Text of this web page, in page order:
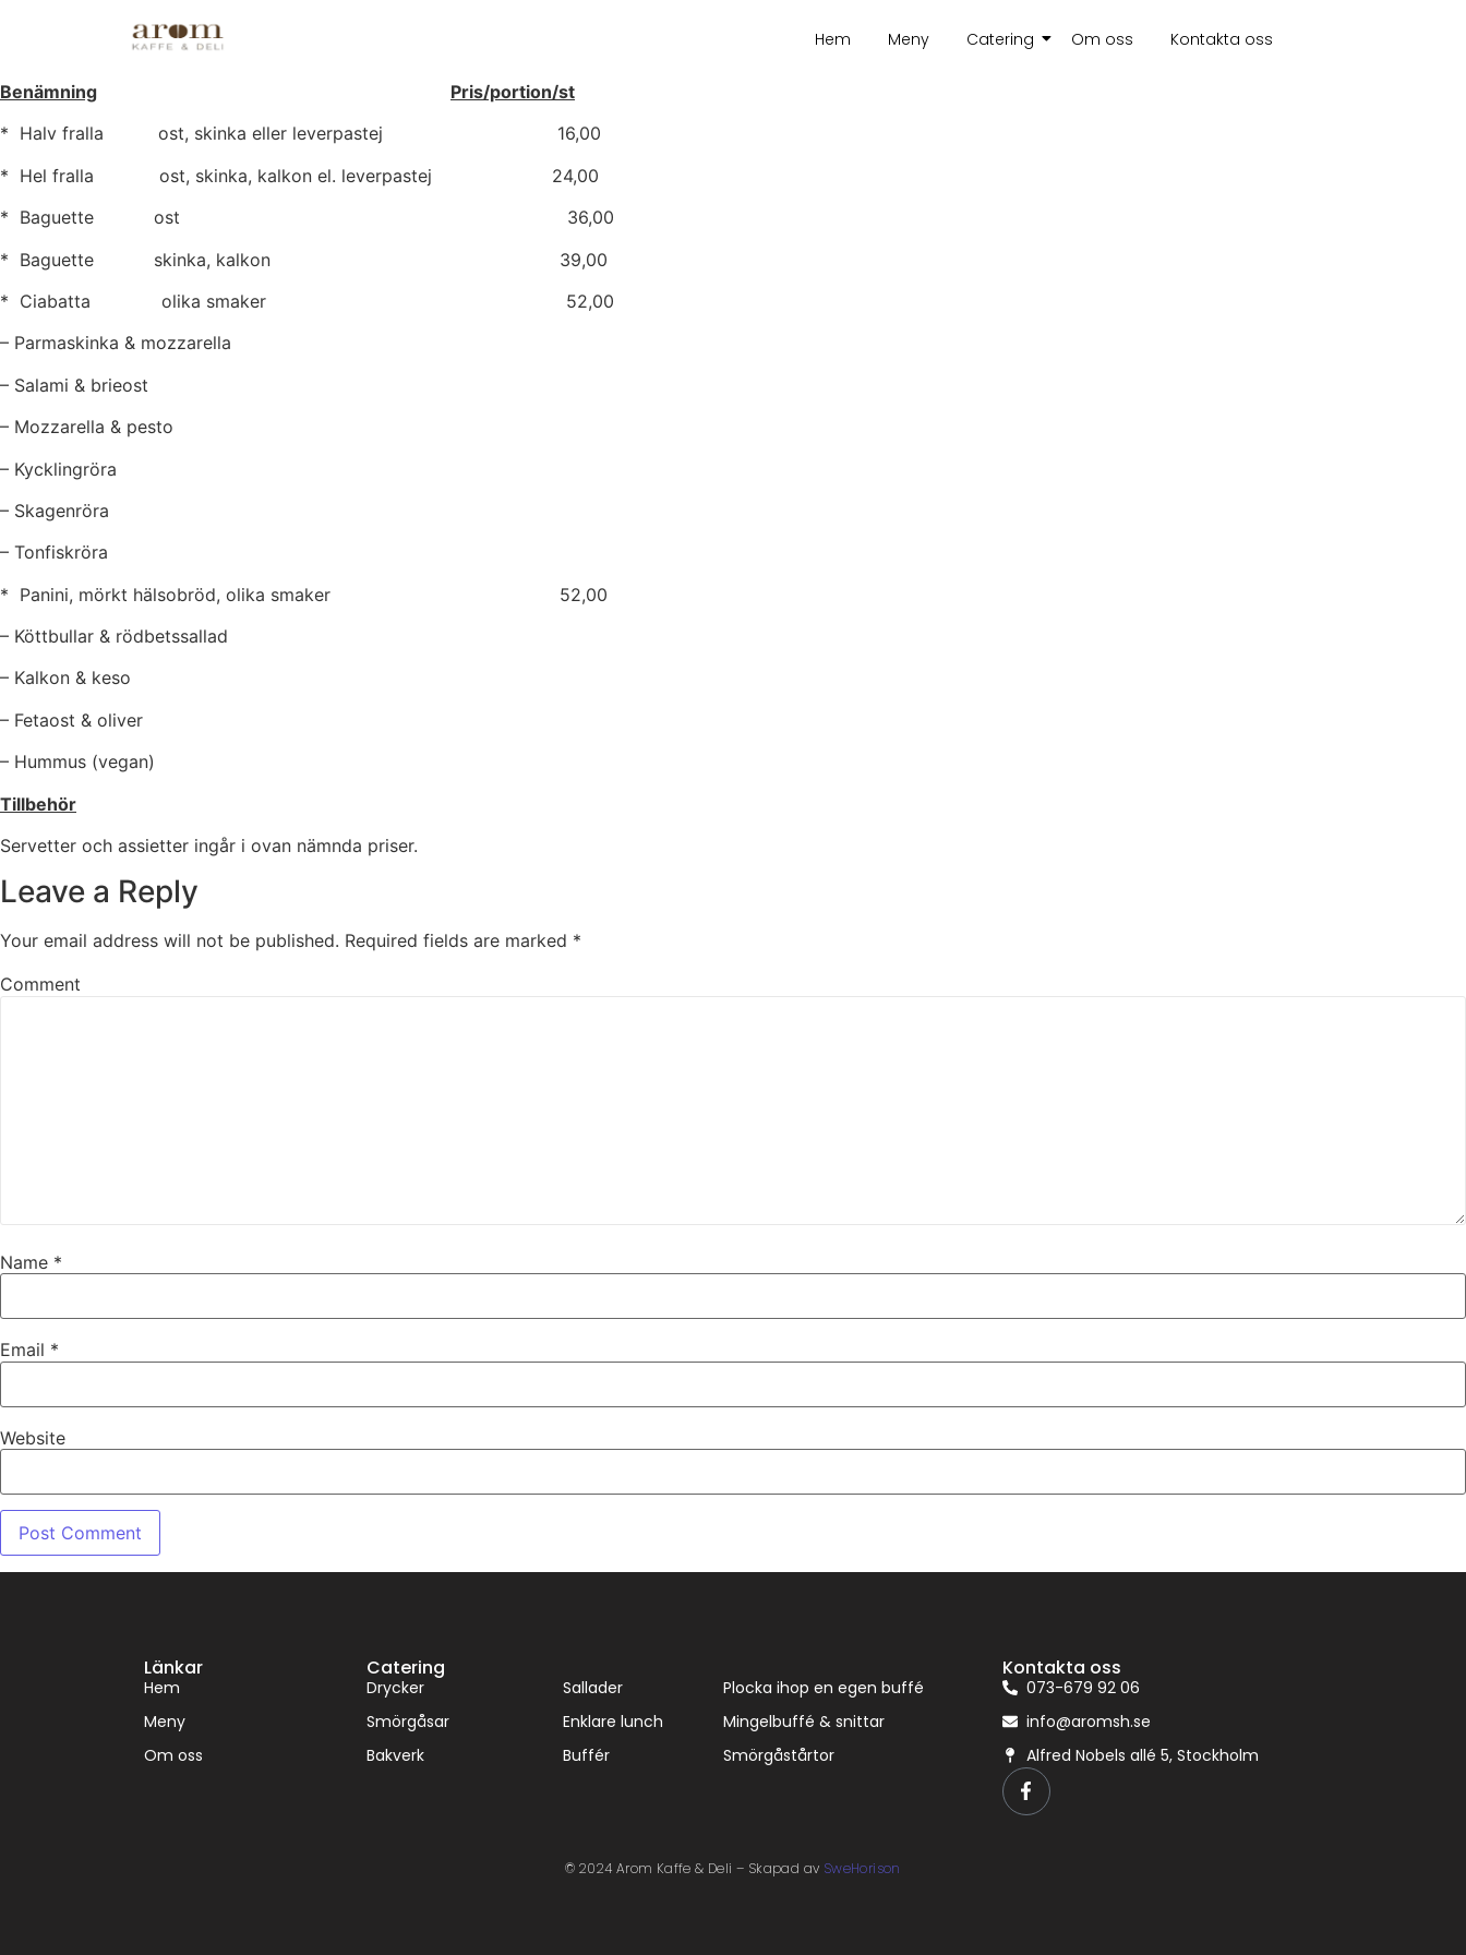
Hem Meny Catering Om oss Kontakta oss
Smörgåsar
Benämning
Pris/portion/st
* Halv fralla ost, skinka eller leverpastej 16,00
* Hel fralla ost, skinka, kalkon el. leverpastej 24,00
* Baguette ost 36,00
* Baguette skinka, kalkon 39,00
* Ciabatta olika smaker 52,00
– Parmaskinka & mozzarella
– Salami & brieost
– Mozzarella & pesto
– Kycklingröra
– Skagenröra
– Tonfiskröra
* Panini, mörkt hälsobröd, olika smaker 52,00
– Köttbullar & rödbetssallad
– Kalkon & keso
– Fetaost & oliver
– Hummus (vegan)
Tillbehör
Servetter och assietter ingår i ovan nämnda priser.
Leave a Reply
Your email address will not be published. Required fields are marked *
Comment
Name *
Email *
Website
Länkar
Hem
Meny
Om oss
Catering
Drycker
Smörgåsar
Bakverk
Sallader
Enklare lunch
Buffér
Plocka ihop en egen buffé
Mingelbuffé & snittar
Smörgåstårtor
Kontakta oss
073-679 92 06
info@aromsh.se
Alfred Nobels allé 5, Stockholm
© 2024 Arom Kaffe & Deli – Skapad av SweHorison